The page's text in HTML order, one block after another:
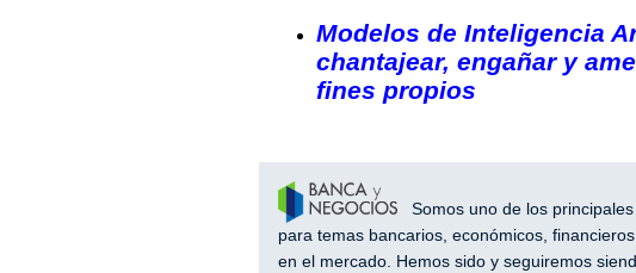
Modelos de Inteligencia
chantajear, engañar y
fines propios
Somos uno de los
para temas bancarios, económicos,
en el mercado. Hemos sido y seguiremos